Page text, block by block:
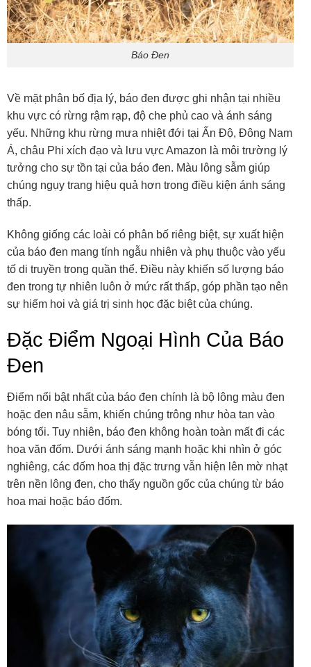
Báo Đen
Về mặt phân bố địa lý, báo đen được ghi nhận tại nhiều
khu vực có rừng rậm rạp, độ che phủ cao và ánh sáng
yếu. Những khu rừng mưa nhiệt đới tại Ấn Độ, Đông Nam
Á, châu Phi xích đạo và lưu vực Amazon là môi trường lý
tưởng cho sự tồn tại của báo đen. Màu lông sẫm giúp
chúng ngụy trang hiệu quả hơn trong điều kiện ánh sáng
thấp.
Không giống các loài có phân bố riêng biệt, sự xuất hiện
của báo đen mang tính ngẫu nhiên và phụ thuộc vào yếu
tố di truyền trong quần thể. Điều này khiến số lượng báo
đen trong tự nhiên luôn ở mức rất thấp, góp phần tạo nên
sự hiếm hoi và giá trị sinh học đặc biệt của chúng.
Đặc Điểm Ngoại Hình Của Báo
Đen
Điểm nổi bật nhất của báo đen chính là bộ lông màu đen
hoặc đen nâu sẫm, khiến chúng trông như hòa tan vào
bóng tối. Tuy nhiên, báo đen không hoàn toàn mất đi các
hoa văn đốm. Dưới ánh sáng mạnh hoặc khi nhìn ở góc
nghiêng, các đốm hoa thị đặc trưng vẫn hiện lên mờ nhạt
trên nền lông đen, cho thấy nguồn gốc của chúng từ báo
hoa mai hoặc báo đốm.